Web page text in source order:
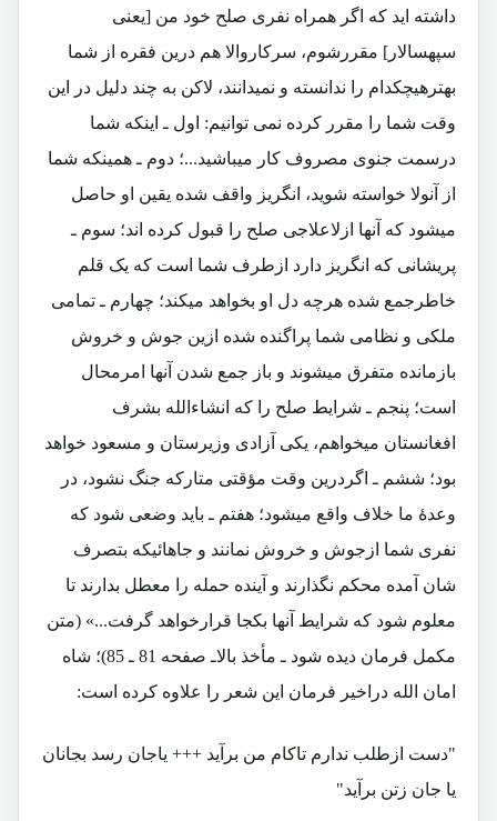
داشته اید که اگر همراه نفری صلح خود من [یعنی
سپهسالار] مقررشوم، سرکاروالا هم درین فقره از شما
بهترهیچکدام را ندانسته و نمیدانند، لاکن به چند دلیل در این
وقت شما را مقرر کرده نمی توانیم: اول ـ اینکه شما
درسمت جنوی مصروف کار میباشید...؛ دوم ـ همینکه شما
از آنولا خواسته شوید، انگریز واقف شده یقین او حاصل
میشود که آنها ازلاعلاجی صلح را قبول کرده اند؛ سوم ـ
پریشانی که انگریز دارد ازطرف شما است که یک قلم
خاطرجمع شده هرچه دل او بخواهد میکند؛ چهارم ـ تمامی
ملکی و نظامی شما پراگنده شده ازین جوش و خروش
بازمانده متفرق میشوند و باز جمع شدن آنها امرمحال
است؛ پنجم ـ شرایط صلح را که انشاءالله بشرف
افغانستان میخواهم، یکی آزادی وزیرستان و مسعود خواهد
بود؛ ششم ـ اگردرین وقت مؤقتی متارکه جنگ نشود، در
وعدۀ ما خلاف واقع میشود؛ هفتم ـ باید وضعی شود که
نفری شما ازجوش و خروش نمانند و جاهائیکه بتصرف
شان آمده محکم نگذارند و آینده حمله را معطل بدارند تا
معلوم شود که شرایط آنها بکجا قرارخواهد گرفت...» (متن
مکمل فرمان دیده شود ـ مأخذ بالاـ صفحه 81 ـ 85)؛ شاه
امان الله دراخیر فرمان این شعر را علاوه کرده است:
"دست ازطلب ندارم تاکام من برآید +++ یاجان رسد بجانان
یا جان زتن برآید"